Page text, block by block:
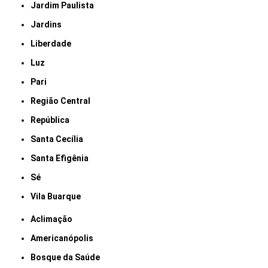
Jardim Paulista
Jardins
Liberdade
Luz
Pari
Região Central
República
Santa Cecília
Santa Efigênia
Sé
Vila Buarque
Aclimação
Americanópolis
Bosque da Saúde